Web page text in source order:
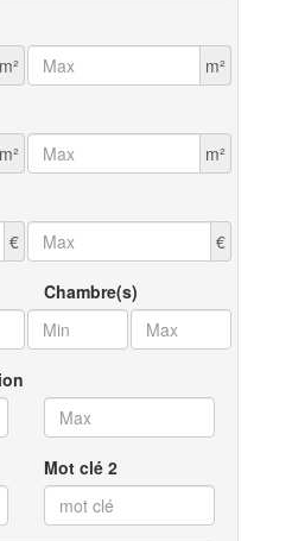
m²
m²
m²
m²
€
€
Chambre(s)
Mot clé 2